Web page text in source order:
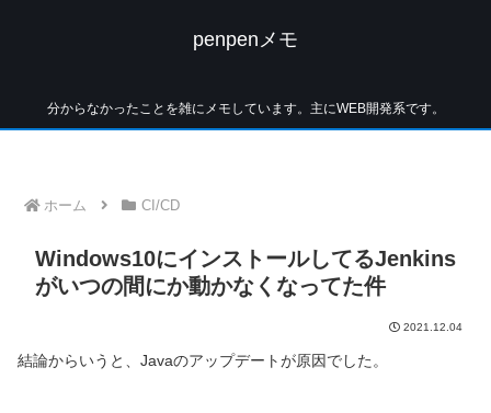
penpenメモ
分からなかったことを雑にメモしています。主にWEB開発系です。
ホーム CI/CD
Windows10にインストールしてるJenkins
がいつの間にか動かなくなってた件
2021.12.04
結論からいうと、Javaのアップデートが原因でした。